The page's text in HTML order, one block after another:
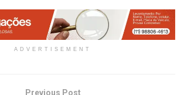
ADVERTISEMENT
Previous Post